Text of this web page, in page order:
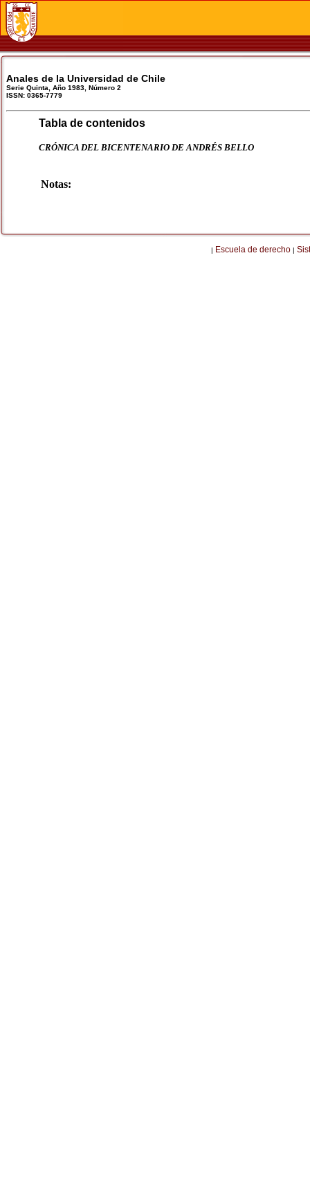
Anales de la Universidad de Chile
Serie Quinta, Año 1983, Número 2
ISSN: 0365-7779
Tabla de contenidos
CRÓNICA DEL BICENTENARIO DE ANDRÉS BELLO
Notas:
| Escuela de derecho |